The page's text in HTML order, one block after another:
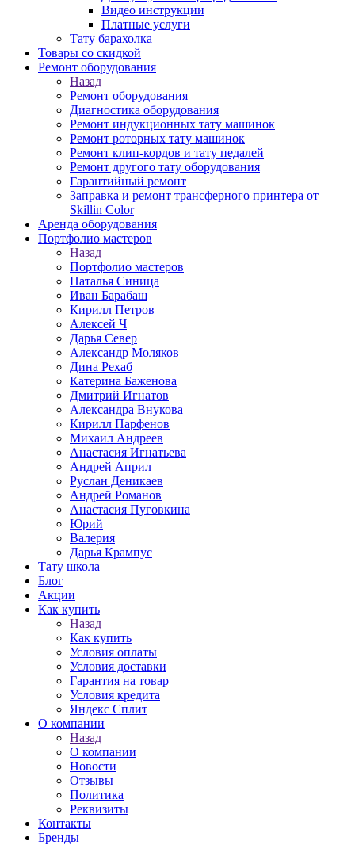
Видео инструкции
Платные услуги
Тату барахолка
Товары со скидкой
Ремонт оборудования
Назад
Ремонт оборудования
Диагностика оборудования
Ремонт индукционных тату машинок
Ремонт роторных тату машинок
Ремонт клип-кордов и тату педалей
Ремонт другого тату оборудования
Гарантийный ремонт
Заправка и ремонт трансферного принтера от
Skillin Color
Аренда оборудования
Портфолио мастеров
Назад
Портфолио мастеров
Наталья Синица
Иван Барабаш
Кирилл Петров
Алексей Ч
Дарья Север
Александр Моляков
Дина Рехаб
Катерина Баженова
Дмитрий Игнатов
Александра Внукова
Кирилл Парфенов
Михаил Андреев
Анастасия Игнатьева
Андрей Април
Руслан Деникаев
Андрей Романов
Анастасия Пуговкина
Юрий
Валерия
Дарья Крампус
Тату школа
Блог
Акции
Как купить
Назад
Как купить
Условия оплаты
Условия доставки
Гарантия на товар
Условия кредита
Яндекс Сплит
О компании
Назад
О компании
Новости
Отзывы
Политика
Реквизиты
Контакты
Бренды